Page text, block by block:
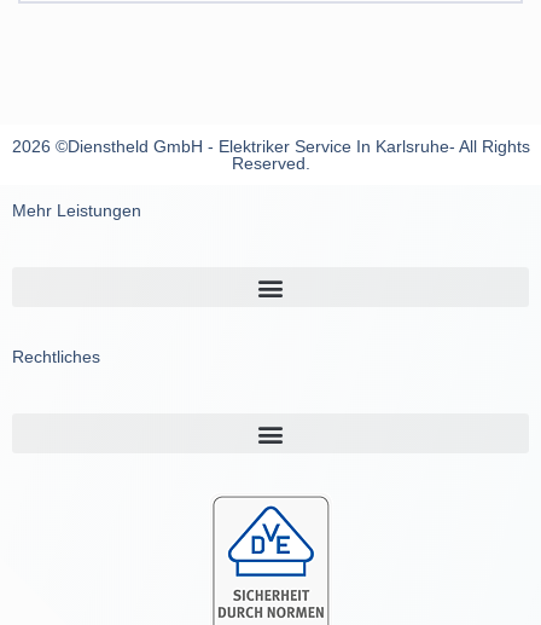
2026 ©Dienstheld GmbH - Elektriker Service In Karlsruhe- All Rights
Reserved.
Mehr Leistungen
Rechtliches